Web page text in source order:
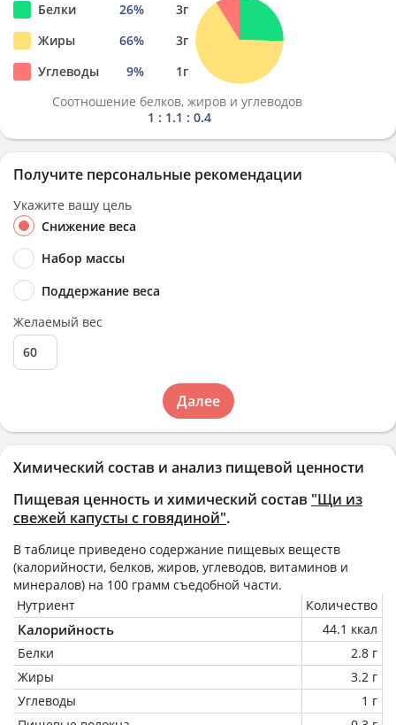
Химический состав и анализ пищевой ценности
Пищевая ценность и химический состав "Щи из
свежей капусты с говядиной".
В таблице приведено содержание пищевых веществ
(калорийности, белков, жиров, углеводов, витаминов и
минералов) на 100 грамм съедобной части.
Нутриент
Количество
Калорийность
44.1 ккал
Белки
2.8 г
Жиры
3.2 г
Углеводы
1 г
Белки 26% 3г
Жиры
66% 3г
Углеводы
9% 1г
Соотношение белков, жиров и углеводов
1 : 1.1 : 0.4
Получите персональные рекомендации
Укажите вашу цель
Снижение веса
Набор массы
Поддержание веса
Желаемый вес
Далее